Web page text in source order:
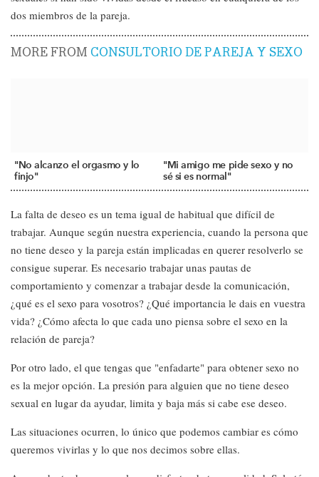
dos miembros de la pareja.
MORE FROMCONSULTORIO DE PAREJA Y SEXO
"No alcanzo el orgasmo y lo
finjo"
"Mi amigo me pide sexo y no
sé si es normal"
La falta de deseo es un tema igual de habitual que difícil de
trabajar. Aunque según nuestra experiencia, cuando la persona que
no tiene deseo y la pareja están implicadas en querer resolverlo se
consigue superar. Es necesario trabajar unas pautas de
comportamiento y comenzar a trabajar desde la comunicación,
¿qué es el sexo para vosotros? ¿Qué importancia le dais en vuestra
vida? ¿Cómo afecta lo que cada uno piensa sobre el sexo en la
relación de pareja?
Por otro lado, el que tengas que "enfadarte" para obtener sexo no
es la mejor opción. La presión para alguien que no tiene deseo
sexual en lugar da ayudar, limita y baja más si cabe ese deseo.
Las situaciones ocurren, lo único que podemos cambiar es cómo
queremos vivirlas y lo que nos decimos sobre ellas.